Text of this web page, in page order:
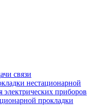
связи
нестационарной
электрических приборов
прокладки